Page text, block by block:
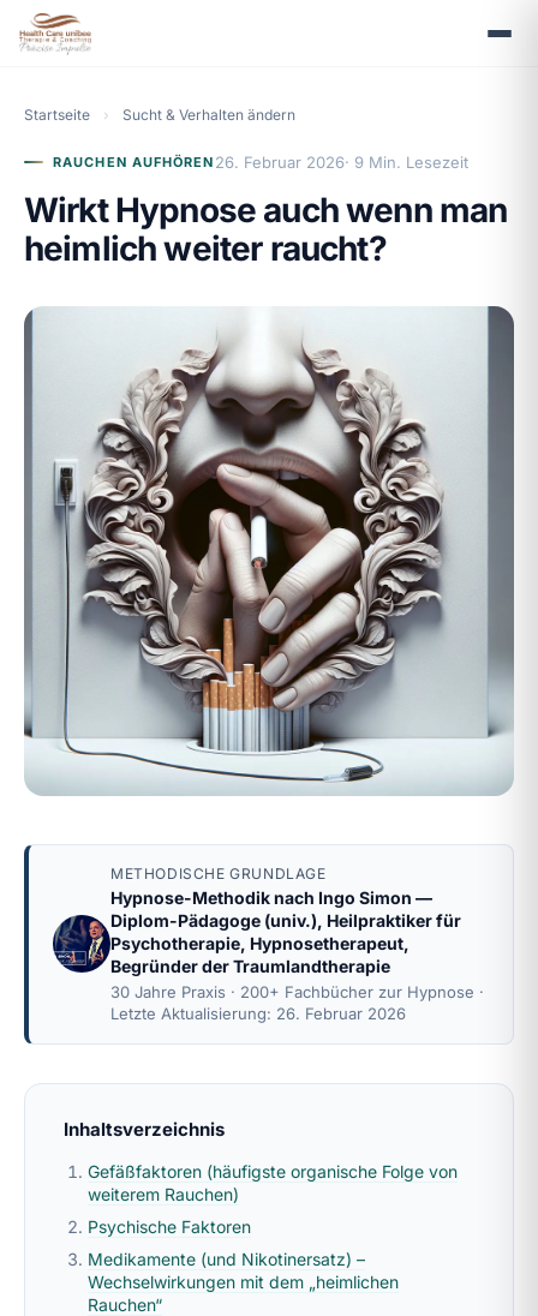
Startseite › Sucht & Verhalten ändern
RAUCHEN AUFHÖREN 26. Februar 2026· 9 Min. Lesezeit
Wirkt Hypnose auch wenn man
heimlich weiter raucht?
METHODISCHE GRUNDLAGE
Hypnose-Methodik nach Ingo Simon —
Diplom-Pädagoge (univ.), Heilpraktiker für
Psychotherapie, Hypnosetherapeut,
Begründer der Traumlandtherapie
30 Jahre Praxis · 200+ Fachbücher zur Hypnose ·
Letzte Aktualisierung: 26. Februar 2026
Inhaltsverzeichnis
Gefäßfaktoren (häufigste organische Folge von
weiterem Rauchen)
Psychische Faktoren
Medikamente (und Nikotinersatz) –
Wechselwirkungen mit dem „heimlichen
Rauchen“